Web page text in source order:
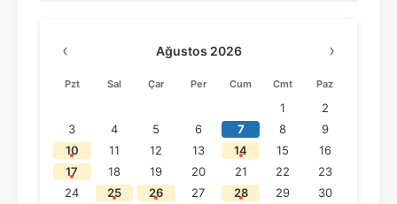
‹ Ağustos 2026 ›
Pzt Sal Çar Per Cum Cmt Paz
1
2
3
4 5 6 7 8
9
10
11 12 13 14 15
16
17
18 19 20 21 22
23
24
25 26 27 28 29
30